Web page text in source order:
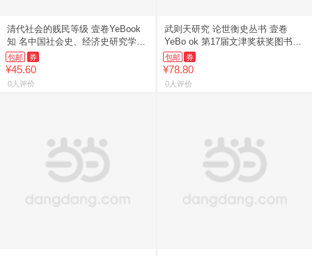
清代社会的贱民等级 壹卷YeBook
知 名中国社会史、经济史研究学者
经
包邮 券
¥45.60
0人评价
武则天研究 论世衡史丛书 壹卷
YeBo ok 第17届文津奖获奖图书！
武则
包邮 券
¥78.80
0人评价